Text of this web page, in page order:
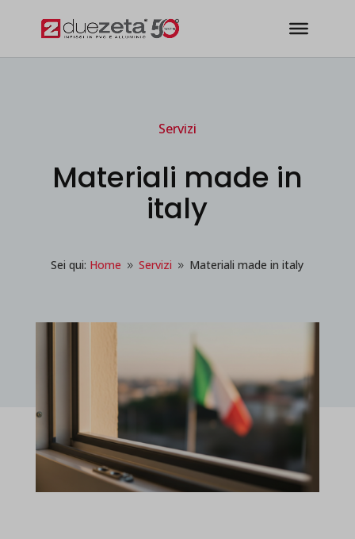
Servizi
Materiali made in
italy
Sei qui: Home 9 Servizi 9 Materiali made in italy